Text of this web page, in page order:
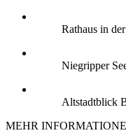
Rathaus in
Niegripper
Altstadtblick
MEHR